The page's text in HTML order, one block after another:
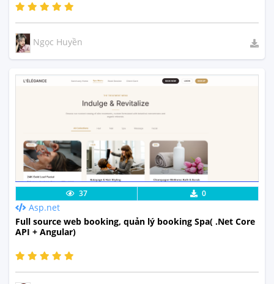
Ngọc Huyền
Lưu code Xem Thực Tế
37 0
Asp.net
Full source web booking, quản lý booking Spa( .Net Core
API + Angular)